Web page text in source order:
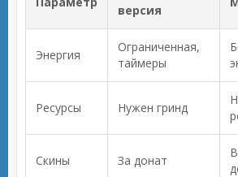
версия
Энергия
Ограниченная,
таймеры
Ресурсы Нужен гринд
Скины За донат